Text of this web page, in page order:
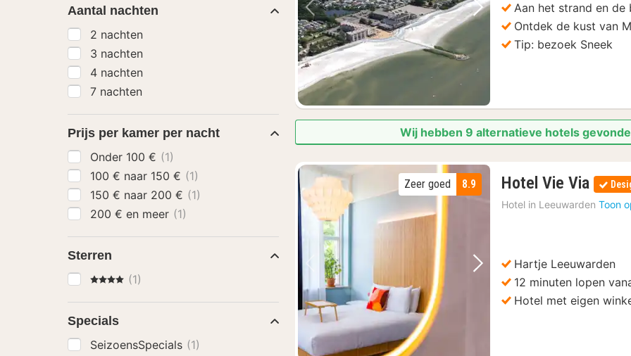
Vorige foto Volgende foto
Aan het strand en de
Ontdek de kust van
Tip: bezoek Sneek
Wij hebben 9 alternatieve hotels
Vorige foto Volgende foto
8.9
Zeer goed Hotel Vie Via 1
nacht
vanaf
Hotel in Leeuwarden Toon
Hartje Leeuwarden
12 minuten lopen
Hotel met eigen
Aantal nachten
2 nachten
3 nachten
4 nachten
7 nachten
Prijs per kamer per nacht
Onder 100 € (1)
100 € naar 150 € (1)
150 € naar 200 € (1)
200 € en meer (1)
Sterren
4 Sterren
(1)
Specials
SeizoensSpecials (1)